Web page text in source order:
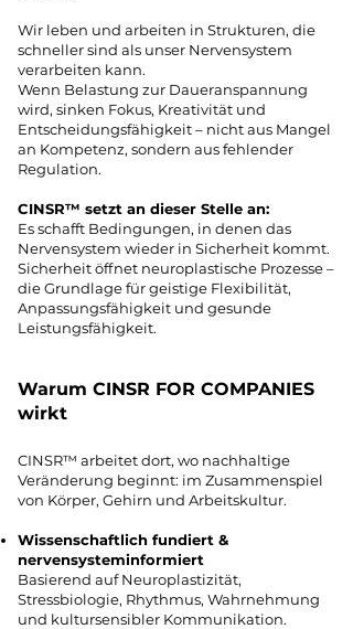
Wir leben und arbeiten in Strukturen, die
schneller sind als unser Nervensystem
verarbeiten kann.
Wenn Belastung zur Daueranspannung
wird, sinken Fokus, Kreativität und
Entscheidungsfähigkeit – nicht aus Mangel
an Kompetenz, sondern aus fehlender
Regulation.
CINSR™ setzt an dieser Stelle an:
Es schafft Bedingungen, in denen das
Nervensystem wieder in Sicherheit kommt.
Sicherheit öffnet neuroplastische Prozesse –
die Grundlage für geistige Flexibilität,
Anpassungsfähigkeit und gesunde
Leistungsfähigkeit.
Warum CINSR FOR COMPANIES
wirkt
CINSR™ arbeitet dort, wo nachhaltige
Veränderung beginnt: im Zusammenspiel
von Körper, Gehirn und Arbeitskultur.
Wissenschaftlich fundiert &
nervensysteminformiert
Basierend auf Neuroplastizität,
Stressbiologie, Rhythmus, Wahrnehmung
und kultursensibler Kommunikation.